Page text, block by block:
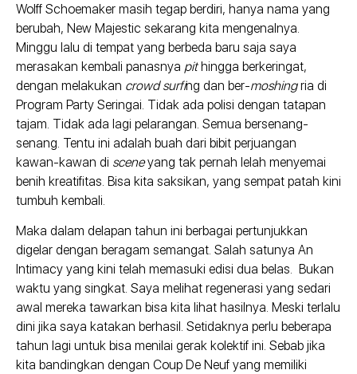
Wolff Schoemaker masih tegap berdiri, hanya nama yang
berubah, New Majestic sekarang kita mengenalnya.
Minggu lalu di tempat yang berbeda baru saja saya
merasakan kembali panasnya pithingga berkeringat,
dengan melakukan crowd surfing dan ber-moshingria di
Program Party Seringai. Tidak ada polisi dengan tatapan
tajam. Tidak ada lagi pelarangan. Semua bersenang-
senang. Tentu ini adalah buah dari bibit perjuangan
kawan-kawan di sceneyang tak pernah lelah menyemai
benih kreatifitas. Bisa kita saksikan, yang sempat patah kini
tumbuh kembali.
Maka dalam delapan tahun ini berbagai pertunjukkan
digelar dengan beragam semangat. Salah satunya An
Intimacy yang kini telah memasuki edisi dua belas. Bukan
waktu yang singkat. Saya melihat regenerasi yang sedari
awal mereka tawarkan bisa kita lihat hasilnya. Meski terlalu
dini jika saya katakan berhasil. Setidaknya perlu beberapa
tahun lagi untuk bisa menilai gerak kolektif ini. Sebab jika
kita bandingkan dengan Coup De Neuf yang memiliki